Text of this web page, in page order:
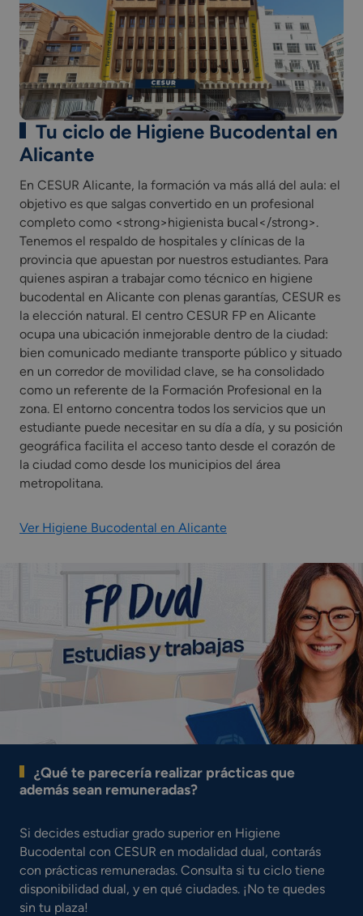
Módulo profesional optativo (competencia de cada
Comunidad Autónoma)
Incluye una fase de Formación en empresa u
organismo equiparado como parte integrada del
currículo del ciclo formativo.
Tu ciclo de Higiene Bucodental en
Alicante
En CESUR Alicante, la formación va más allá del aula: el
objetivo es que salgas convertido en un profesional
completo como <strong>higienista bucal</strong>.
Tenemos el respaldo de hospitales y clínicas de la
provincia que apuestan por nuestros estudiantes. Para
quienes aspiran a trabajar como técnico en higiene
bucodental en Alicante con plenas garantías, CESUR es
la elección natural. El centro CESUR FP en Alicante
ocupa una ubicación inmejorable dentro de la ciudad:
bien comunicado mediante transporte público y situado
en un corredor de movilidad clave, se ha consolidado
como un referente de la Formación Profesional en la
zona. El entorno concentra todos los servicios que un
estudiante puede necesitar en su día a día, y su posición
geográfica facilita el acceso tanto desde el corazón de
la ciudad como desde los municipios del área
metropolitana.
Ver Higiene Bucodental en Alicante
¿Qué te parecería realizar prácticas que
además sean remuneradas?
Si decides estudiar grado superior en Higiene
Bucodental con CESUR en modalidad dual, contarás
con prácticas remuneradas. Consulta si tu ciclo tiene
disponibilidad dual, y en qué ciudades. ¡No te quedes
sin tu plaza!